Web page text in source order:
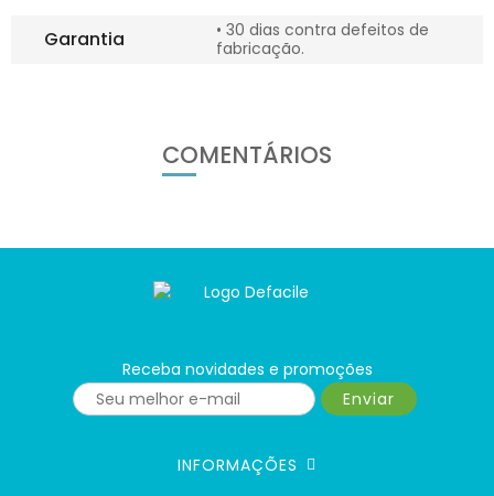
Garantia
• 30 dias contra defeitos de
fabricação.
COMENTÁRIOS
Receba novidades e promoções
Enviar
INFORMAÇÕES